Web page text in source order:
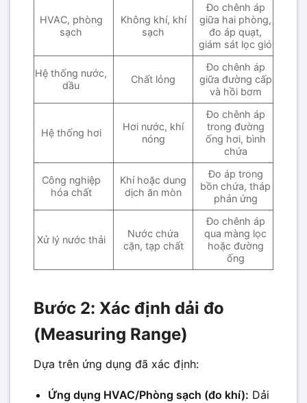
HVAC, phòng
sạch
Không khí, khí
sạch
Đo chênh áp
giữa hai phòng,
đo áp quạt,
giám sát lọc gió
Hệ thống nước,
dầu
Chất lỏng
Đo chênh áp
giữa đường cấp
và hồi bơm
Hệ thống hơi
Hơi nước, khí
nóng
Đo chênh áp
trong đường
ống hơi, bình
chứa
Công nghiệp
hóa chất
Khí hoặc dung
dịch ăn mòn
Đo áp trong
bồn chứa, tháp
phản ứng
Xử lý nước thải
Nước chứa
cặn, tạp chất
Đo chênh áp
qua màng lọc
hoặc đường
ống
Bước 2: Xác định dải đo
(Measuring Range)
Dựa trên ứng dụng đã xác định:
Ứng dụng HVAC/Phòng sạch (đo khí): Dải